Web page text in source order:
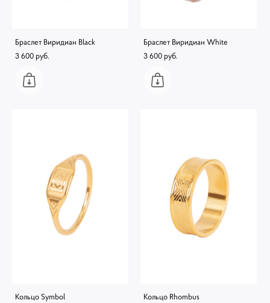
Браслет Виридиан Black
3 600 pуб.
Браслет Виридиан White
3 600 pуб.
Кольцо Symbol
Кольцо Rhombus